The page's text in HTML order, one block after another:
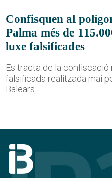
Confisquen al
Palma més de
luxe falsificades
Es tracta de la confiscació
falsificada realitzada mai
Balears